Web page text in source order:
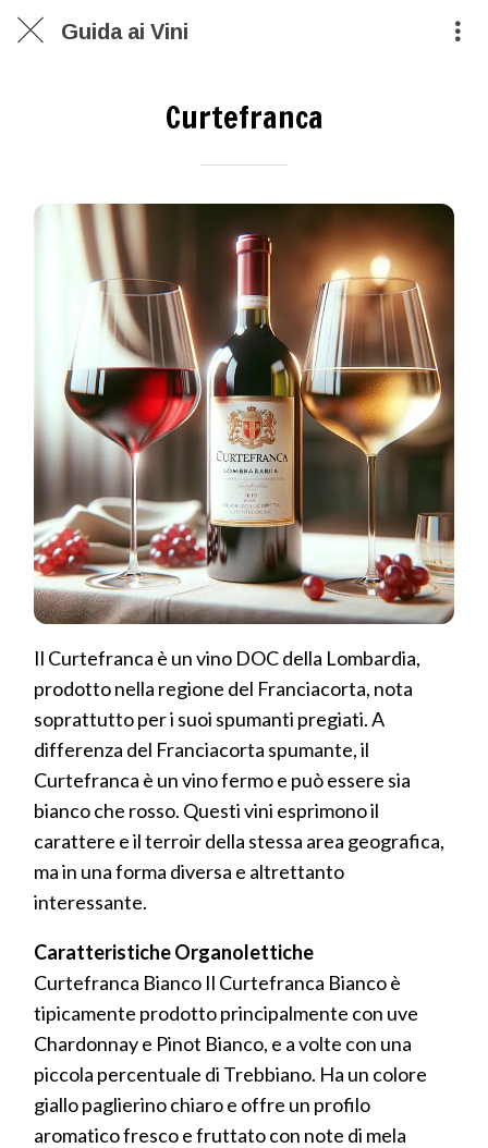
Guida ai Vini
Curtefranca
Il Curtefranca è un vino DOC della Lombardia,
prodotto nella regione del Franciacorta, nota
soprattutto per i suoi spumanti pregiati. A
differenza del Franciacorta spumante, il
Curtefranca è un vino fermo e può essere sia
bianco che rosso. Questi vini esprimono il
carattere e il terroir della stessa area geografica,
ma in una forma diversa e altrettanto
interessante.
Caratteristiche Organolettiche
Curtefranca Bianco Il Curtefranca Bianco è
tipicamente prodotto principalmente con uve
Chardonnay e Pinot Bianco, e a volte con una
piccola percentuale di Trebbiano. Ha un colore
giallo paglierino chiaro e offre un profilo
aromatico fresco e fruttato con note di mela